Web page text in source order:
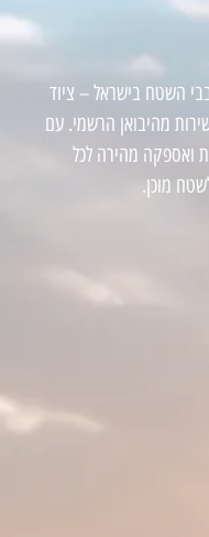
השטח בישראל – ציוד
מהיבואן הרשמי. עם
ואספקה מהירה לכל
מוכן.